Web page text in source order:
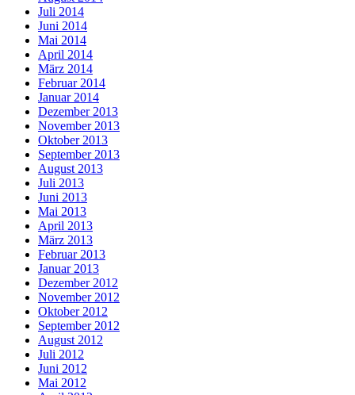
Juli 2014
Juni 2014
Mai 2014
April 2014
März 2014
Februar 2014
Januar 2014
Dezember 2013
November 2013
Oktober 2013
September 2013
August 2013
Juli 2013
Juni 2013
Mai 2013
April 2013
März 2013
Februar 2013
Januar 2013
Dezember 2012
November 2012
Oktober 2012
September 2012
August 2012
Juli 2012
Juni 2012
Mai 2012